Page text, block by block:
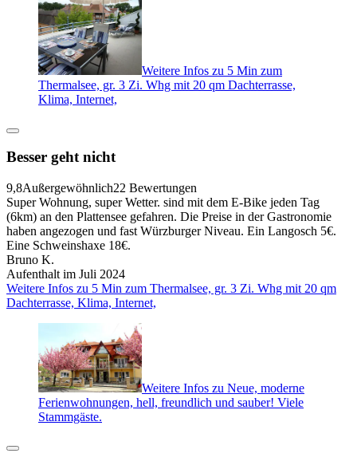
Weitere Infos zu 5 Min zum
Thermalsee, gr. 3 Zi. Whg mit 20 qm Dachterrasse,
Klima, Internet,
Besser geht nicht
9,8Außergewöhnlich22 Bewertungen
Super Wohnung, super Wetter. sind mit dem E-Bike jeden Tag
(6km) an den Plattensee gefahren. Die Preise in der Gastronomie
haben angezogen und fast Würzburger Niveau. Ein Langosch 5€.
Eine Schweinshaxe 18€.
Bruno K.
Aufenthalt im Juli 2024
Weitere Infos zu 5 Min zum Thermalsee, gr. 3 Zi. Whg mit 20 qm
Dachterrasse, Klima, Internet,
Weitere Infos zu Neue, moderne
Ferienwohnungen, hell, freundlich und sauber! Viele
Stammgäste.